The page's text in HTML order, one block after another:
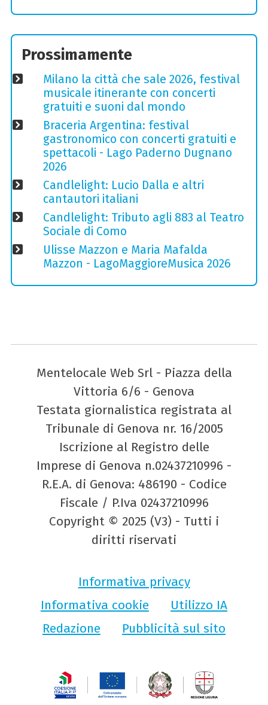
Prossimamente
Milano la città che sale 2026, festival
musicale itinerante con concerti
gratuiti e suoni dal mondo
Braceria Argentina: festival
gastronomico con concerti gratuiti e
spettacoli - Lago Paderno Dugnano
2026
Candlelight: Lucio Dalla e altri
cantautori italiani
Candlelight: Tributo agli 883 al Teatro
Sociale di Como
Ulisse Mazzon e Maria Mafalda
Mazzon - LagoMaggioreMusica 2026
Mentelocale Web Srl - Piazza della
Vittoria 6/6 - Genova
Testata giornalistica registrata al
Tribunale di Genova nr. 16/2005
Iscrizione al Registro delle
Imprese di Genova n.02437210996 -
R.E.A. di Genova: 486190 - Codice
Fiscale / P.Iva 02437210996
Copyright © 2025 (V3) - Tutti i
diritti riservati
Informativa privacy
Informativa cookie
Utilizzo IA
Redazione
Pubblicità sul sito